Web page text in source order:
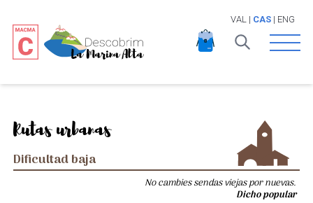
VAL | CAS| ENG
Open
Rutas urbanas
Dificultad baja
No cambies sendas viejas por nuevas.
Dicho popular